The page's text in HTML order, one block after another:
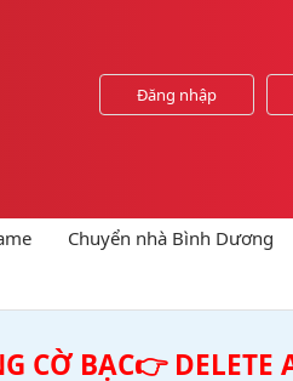
Đăng nhập
Chuyển nhà Bình Dương
CỜ BẠC👉 DELETE